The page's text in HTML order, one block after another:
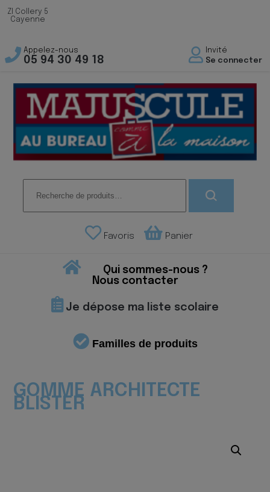
ZI Collery 5
Cayenne
Appelez-nous
05 94 30 49 18
Invité
Se connecter
pour :
Favoris Panier
Qui sommes-nous ?
Nous contacter
Je dépose ma liste scolaire
Familles de produits
GOMME ARCHITECTE
BLISTER